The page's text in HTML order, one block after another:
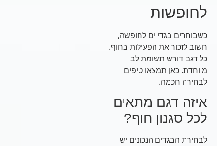
לחופשות
כשבוחרים בגדי ים לחופשה,
חשוב לזכור את הפעילות בחוף.
כל דגם דורש תשומת לב
מיוחדת. כאן תמצאו טיפים
לבחירה חכמה.
איזה דגם מתאים
לכל סגנון חוף?
לבחירת הבגדים הנכונים יש